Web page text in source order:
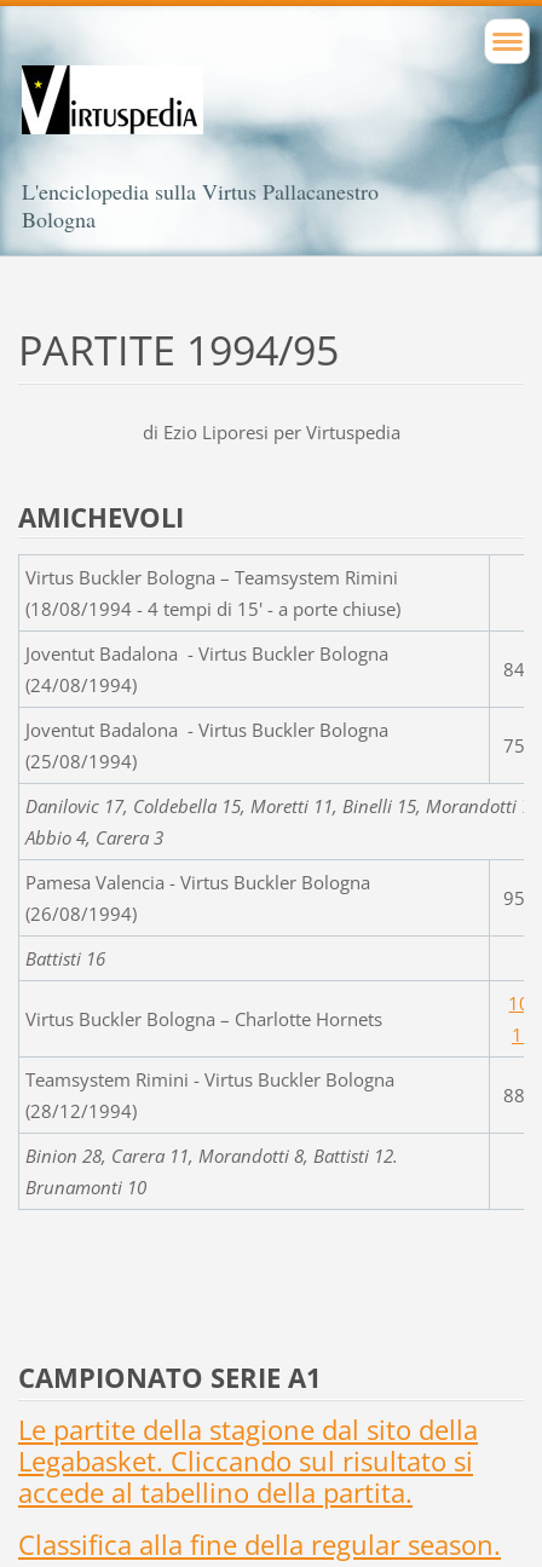
L'enciclopedia sulla Virtus Pallacanestro
Bologna
PARTITE 1994/95
di Ezio Liporesi per Virtuspedia
AMICHEVOLI
Virtus Buckler Bologna – Teamsystem Rimini
(18/08/1994 - 4 tempi di 15' - a porte chiuse)
Joventut Badalona - Virtus Buckler Bologna
(24/08/1994)
84-
Joventut Badalona - Virtus Buckler Bologna
(25/08/1994)
75-
Danilovic 17, Coldebella 15, Moretti 11, Binelli 15, Morandotti 7,
Abbio 4, Carera 3
Pamesa Valencia - Virtus Buckler Bologna
(26/08/1994)
95-
Battisti 16
Virtus Buckler Bologna – Charlotte Hornets
Teamsystem Rimini - Virtus Buckler Bologna
(28/12/1994)
88-
Binion 28, Carera 11, Morandotti 8, Battisti 12.
Brunamonti 10
CAMPIONATO SERIE A1
Le partite della stagione dal sito della
Legabasket. Cliccando sul risultato si
accede al tabellino della partita.
Classifica alla fine della regular season.